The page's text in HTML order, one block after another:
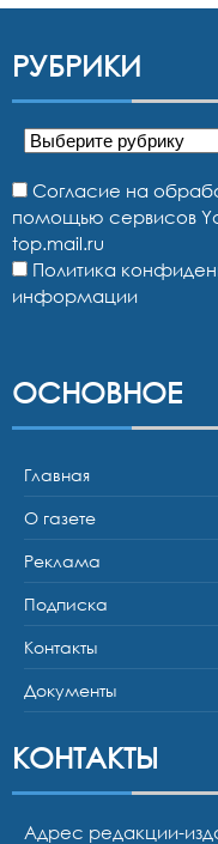
РУБРИКИ
Рубрики
Согласие на
помощью сервисов
top.mail.ru
Политика
информации
ОСНОВНОЕ
Главная
О газете
Реклама
Подписка
Контакты
Документы
КОНТАКТЫ
Адрес редакции-